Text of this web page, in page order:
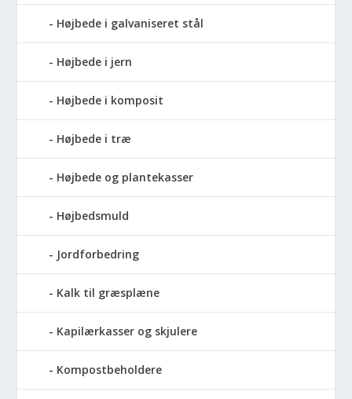
Højbede i galvaniseret stål
Højbede i jern
Højbede i komposit
Højbede i træ
Højbede og plantekasser
Højbedsmuld
Jordforbedring
Kalk til græsplæne
Kapilærkasser og skjulere
Kompostbeholdere